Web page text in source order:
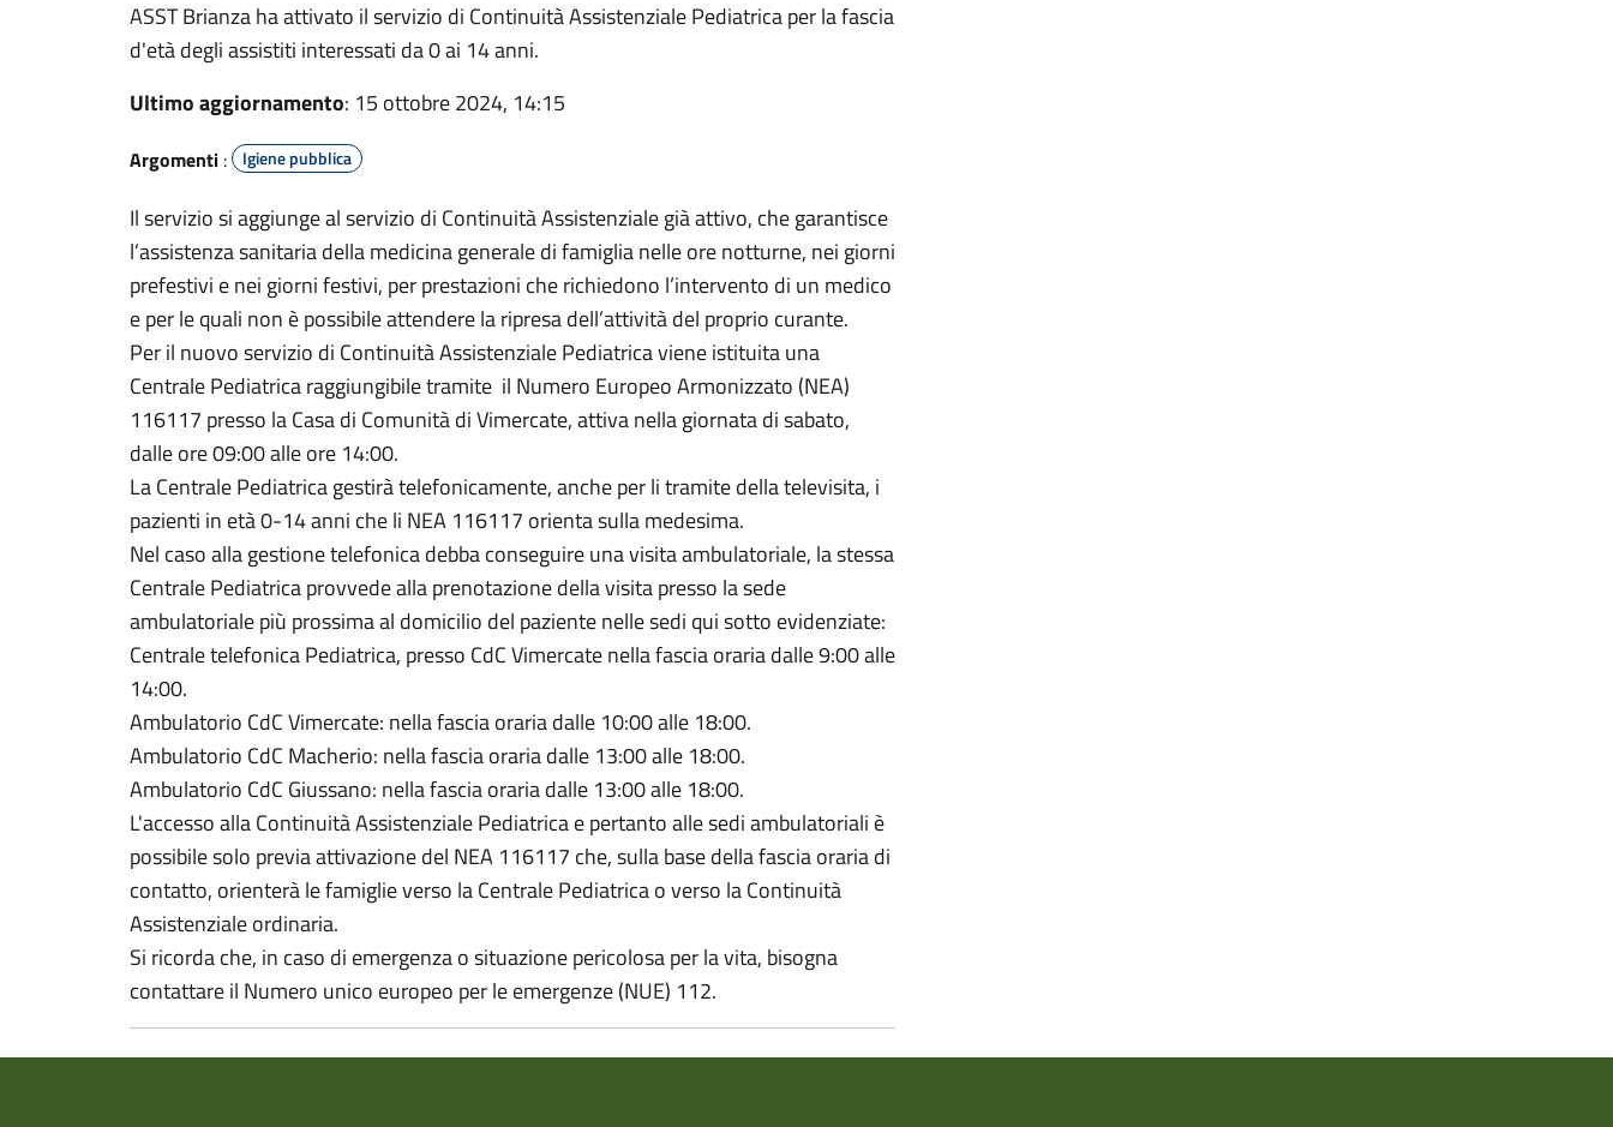
ASST Brianza ha attivato il servizio di Continuità Assistenziale Pediatrica per la fascia
d'età degli assistiti interessati da 0 ai 14 anni.
Ultimo aggiornamento: 15 ottobre 2024, 14:15
Argomenti : Igiene pubblica
Il servizio si aggiunge al servizio di Continuità Assistenziale già attivo, che garantisce
l’assistenza sanitaria della medicina generale di famiglia nelle ore notturne, nei giorni
prefestivi e nei giorni festivi, per prestazioni che richiedono l’intervento di un medico
e per le quali non è possibile attendere la ripresa dell’attività del proprio curante.
Per il nuovo servizio di Continuità Assistenziale Pediatrica viene istituita una
Centrale Pediatrica raggiungibile tramite il Numero Europeo Armonizzato (NEA)
116117 presso la Casa di Comunità di Vimercate, attiva nella giornata di sabato,
dalle ore 09:00 alle ore 14:00.
La Centrale Pediatrica gestirà telefonicamente, anche per li tramite della televisita, i
pazienti in età 0-14 anni che li NEA 116117 orienta sulla medesima.
Nel caso alla gestione telefonica debba conseguire una visita ambulatoriale, la stessa
Centrale Pediatrica provvede alla prenotazione della visita presso la sede
ambulatoriale più prossima al domicilio del paziente nelle sedi qui sotto evidenziate:
Centrale telefonica Pediatrica, presso CdC Vimercate nella fascia oraria dalle 9:00 alle
14:00.
Ambulatorio CdC Vimercate: nella fascia oraria dalle 10:00 alle 18:00.
Ambulatorio CdC Macherio: nella fascia oraria dalle 13:00 alle 18:00.
Ambulatorio CdC Giussano: nella fascia oraria dalle 13:00 alle 18:00.
L'accesso alla Continuità Assistenziale Pediatrica e pertanto alle sedi ambulatoriali è
possibile solo previa attivazione del NEA 116117 che, sulla base della fascia oraria di
contatto, orienterà le famiglie verso la Centrale Pediatrica o verso la Continuità
Assistenziale ordinaria.
Si ricorda che, in caso di emergenza o situazione pericolosa per la vita, bisogna
contattare il Numero unico europeo per le emergenze (NUE) 112.